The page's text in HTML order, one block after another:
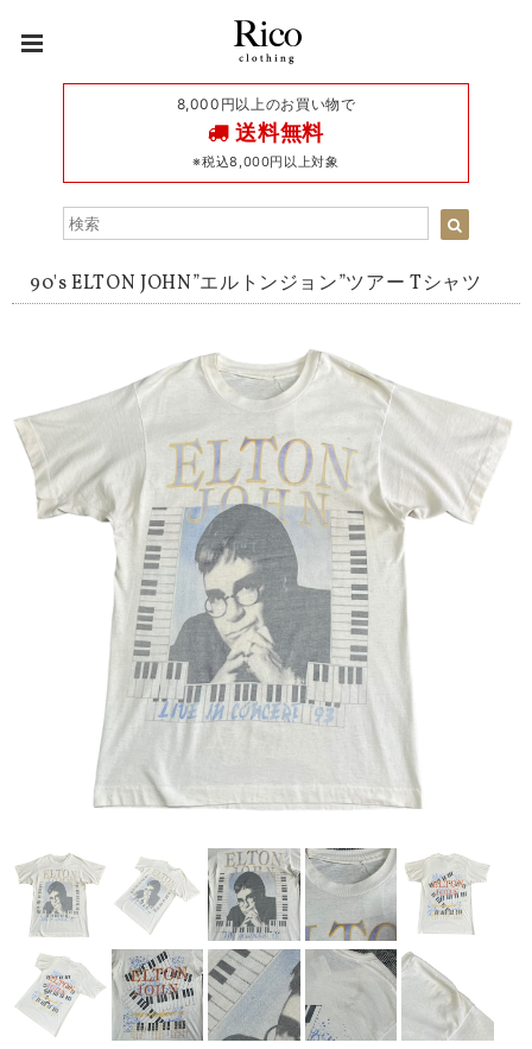
8,000円以上のお買い物で
送料無料
※税込8,000円以上対象
90's ELTON JOHN”エルトンジョン”ツアー Tシャツ